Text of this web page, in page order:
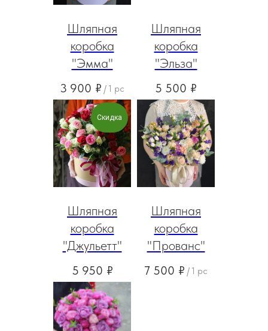
Шляпная
коробка
"Эмма"
3 900 ₽ / 1 pc
Шляпная
коробка
"Эльза"
5 500 ₽
Скидка
Шляпная
коробка
"Джульетт"
5 950 ₽
Шляпная
коробка
"Прованс"
7 500 ₽ / 1 pc